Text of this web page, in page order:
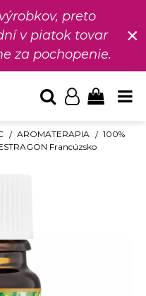
preto
v piatok tovar
za pochopenie.
×
AROMATERAPIA
100%
Francúzsko